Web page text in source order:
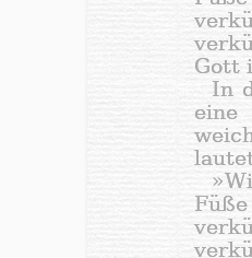
Gott
In
eine